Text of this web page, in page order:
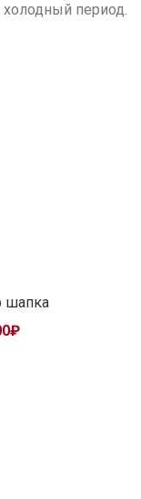
период.
шапка
₽